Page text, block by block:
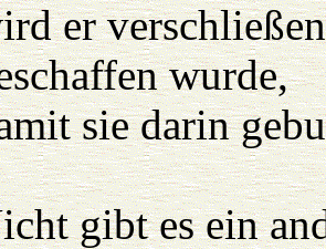
er
wurde,
sie darin
gibt es ein